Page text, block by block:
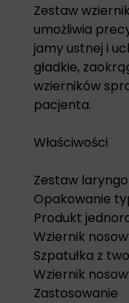
Zestaw
umożliwia
jamy ustnej i
gładkie,
wzierników
pacjenta.
Właściwości
Zestaw
Opakowanie
Produkt
Wziernik
Szpatułka z
Wziernik
Zastosowanie